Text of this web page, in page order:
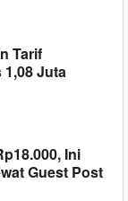
Tarif
Juta
Ini
Guest Post